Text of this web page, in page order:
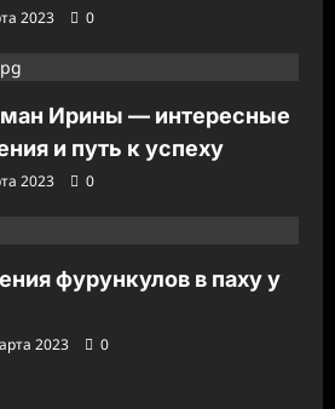
2023
0
Ирины — интересные
и путь к успеху
2023
0
фурункулов в паху у
2023 0